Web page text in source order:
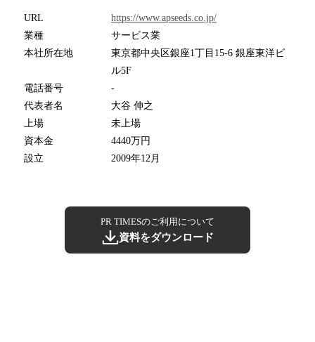
URL
https://www.apseeds.co.jp/
業種
サービス業
本社所在地
東京都中央区銀座1丁目15-6 銀座東洋ビ
ル5F
電話番号
-
代表者名
大谷 伸之
上場
未上場
資本金
4440万円
設立
2009年12月
PR TIMESのご利用について
資料をダウンロード